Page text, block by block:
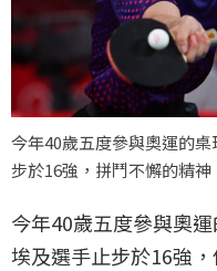
今年40歲五度參與奧運的
步於16強，拼鬥不懈的精
今年40歲五度參與奧
埃及選手止步於16強